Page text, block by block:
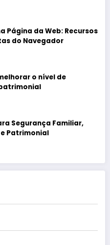
Página da Web: Recursos
do Navegador
o nível de
Segurança Familiar,
Patrimonial